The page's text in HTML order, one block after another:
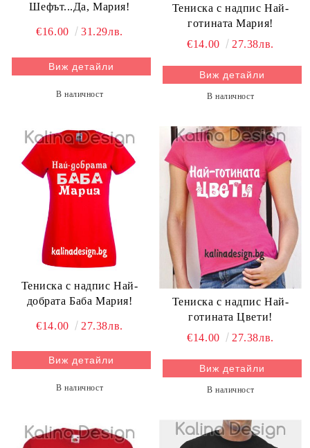
Шефът...Да, Мария!
€16.00 31.29лв.
Виж детайли
В наличност
Тениска с надпис Най-
готината Мария!
€14.00
27.38лв.
Виж детайли
В наличност
Тениска с надпис Най-
добрата Баба Мария!
€14.00 27.38лв.
Виж детайли
В наличност
Тениска с надпис Най-
готината Цвети!
€14.00
27.38лв.
Виж детайли
В наличност